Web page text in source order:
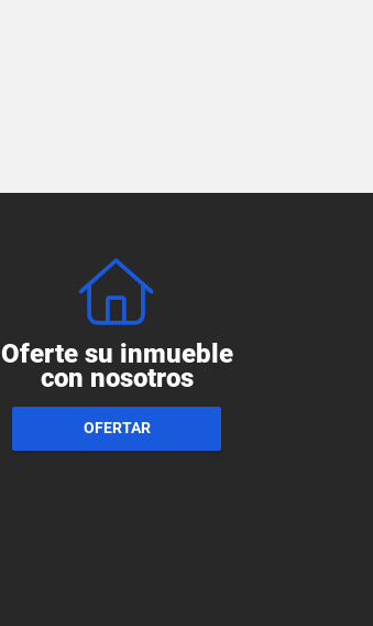
Oferte su inmueble
con nosotros
OFERTAR